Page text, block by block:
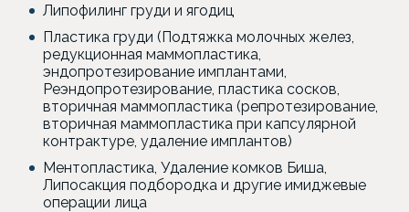
Липофилинг груди и ягодиц
Пластика груди (Подтяжка молочных желез,
редукционная маммопластика,
эндопротезирование имплантами,
Реэндопротезирование, пластика сосков,
вторичная маммопластика (репротезирование,
вторичная маммопластика при капсулярной
контрактуре, удаление имплантов)
Ментопластика, Удаление комков Биша,
Липосакция подбородка и другие имиджевые
операции лица